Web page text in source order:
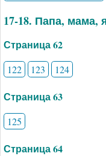
17-18. Папа, мама,
Страница 62
122 123 124
Страница 63
125
Страница 64